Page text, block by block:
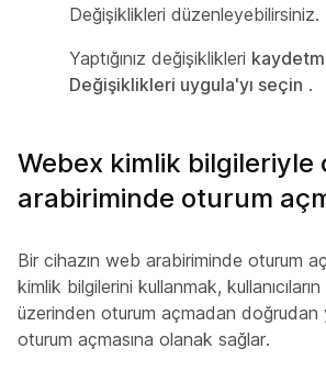
Değişiklikleri düzenleyebilirsiniz.
Yaptığınız değişiklikleri
Değişiklikleri uygula'yı seçin .
Webex kimlik bilgileriyle
arabiriminde oturum
Bir cihazın web arabiriminde oturum
kimlik bilgilerini kullanmak,
üzerinden oturum açmadan doğrudan
oturum açmasına olanak sağlar.